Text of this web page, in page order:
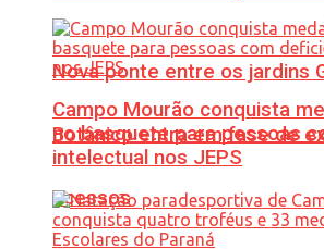
Nova ponte entre os jardins
Botânico entra em fase de
acessos
Campo Mourão conquista
no basquete para pessoas
intelectual nos JEPS